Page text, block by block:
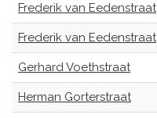
Frederik van Eedenstraat
Frederik van Eedenstraat
Gerhard Voethstraat
Herman Gorterstraat